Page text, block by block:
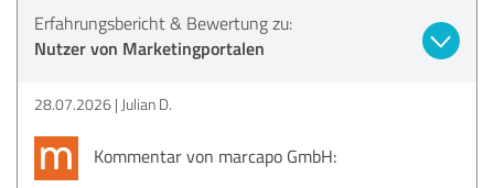
Erfahrungsbericht & Bewertung zu:
Nutzer von Marketingportalen
28.07.2026 Julian D.
Kommentar von marcapo GmbH: